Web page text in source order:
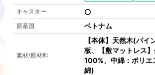
キャスター
原産国
ベトナム
素材/原材料
【本体】天然木(パイ
板、【敷マットレス
100%、中綿：ポリ
綿)